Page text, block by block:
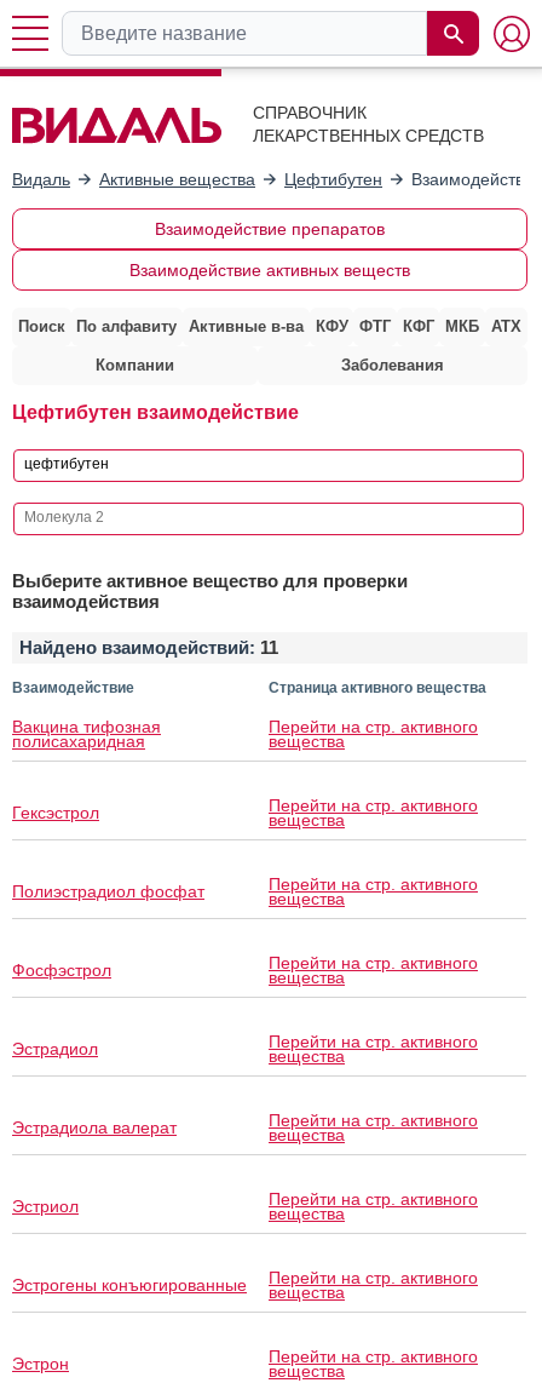
СПРАВОЧНИК
ЛЕКАРСТВЕННЫХ СРЕДСТВ
Видаль Активные вещества Цефтибутен
Взаимодействие препаратов
Взаимодействие активных веществ
Поиск По алфавиту Активные в-ва КФУ ФТГ КФГ МКБ АТХ
Компании Заболевания
Цефтибутен взаимодействие
Выберите активное вещество для проверки
взаимодействия
Найдено взаимодействий: 11
Взаимодействие Страница активного вещества
Вакцина тифозная
полисахаридная
Перейти на стр. активного
вещества
Гексэстрол Перейти на стр. активного
вещества
Полиэстрадиол фосфат Перейти на стр. активного
вещества
Фосфэстрол Перейти на стр. активного
вещества
Эстрадиол Перейти на стр. активного
вещества
Эстрадиола валерат Перейти на стр. активного
вещества
Эстриол Перейти на стр. активного
вещества
Эстрогены конъюгированные Перейти на стр. активного
вещества
Эстрон Перейти на стр. активного
вещества